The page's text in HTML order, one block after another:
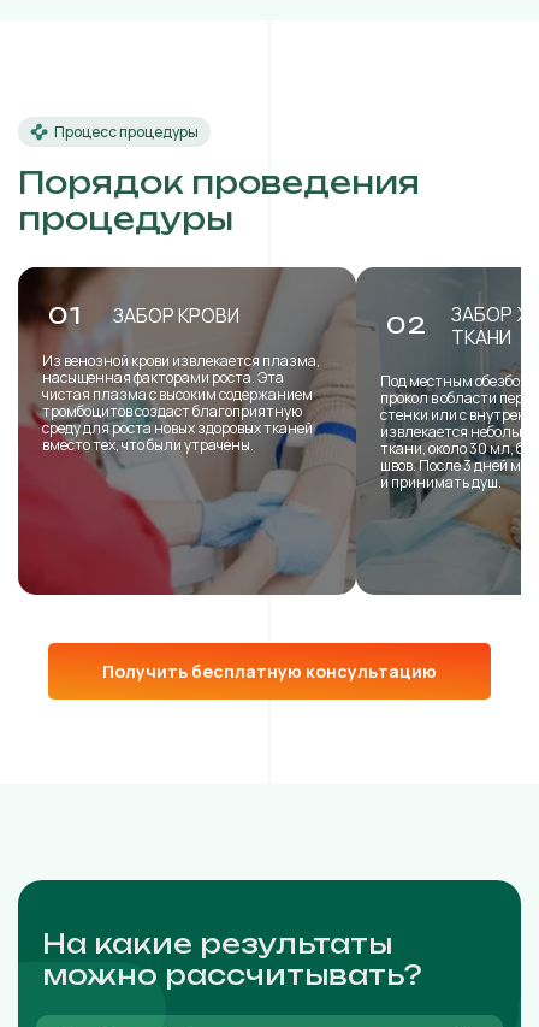
Процесс процедуры
Порядок проведения
процедуры
01 ЗАБОР КРОВИ
Из венозной крови извлекается плазма,
насыщенная факторами роста. Эта
чистая плазма с высоким содержанием
тромбоцитов создаст благоприятную
среду для роста новых здоровых тканей
вместо тех, что были утрачены.
02
ЗАБОР
ТКАНИ
Под местным
прокол в области
стенки или с
извлекается
ткани, около 30 мл,
швов. После 3 дней
и принимать душ.
Получить бесплатную консультацию
На какие результаты
можно рассчитывать?